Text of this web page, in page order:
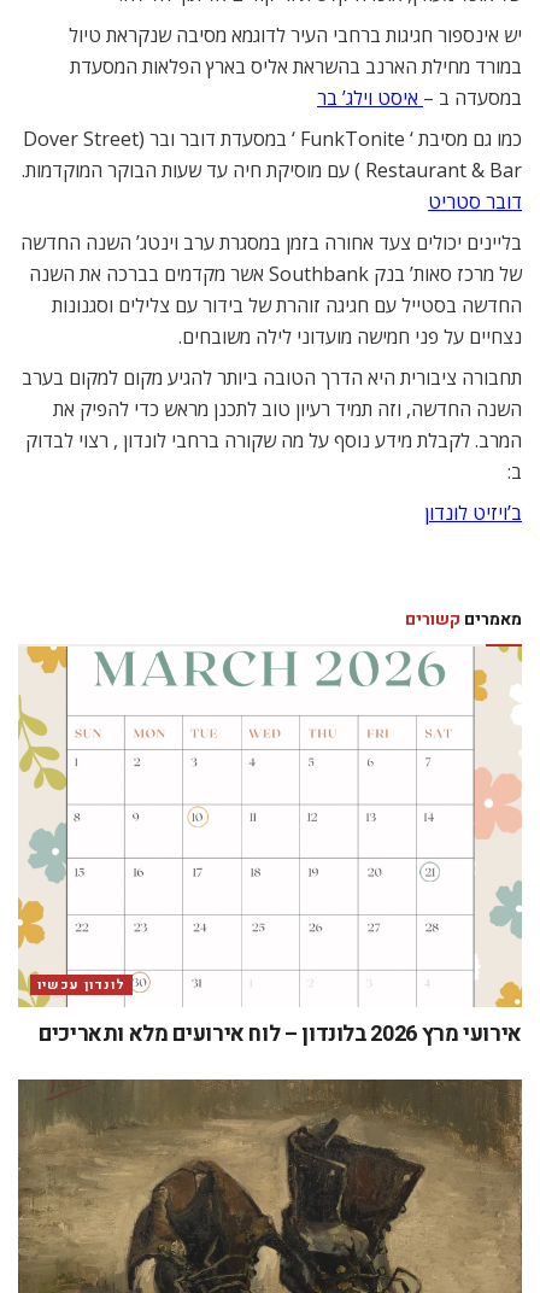
יש אינספור חגיגות ברחבי העיר לדוגמא מסיבה שנקראת טיול
במורד מחילת הארנב בהשראת אליס בארץ הפלאות המסעדת
במסעדה ב – איסט וילג’ בר
כמו גם מסיבת ‘ FunkTonite ‘ במסעדת דובר ובר (Dover Street
Restaurant & Bar ) עם מוסיקת חיה עד שעות הבוקר המוקדמות.
דובר סטריט
בליינים יכולים צעד אחורה בזמן במסגרת ערב וינטג’ השנה החדשה
של מרכז סאות’ בנק Southbank אשר מקדמים בברכה את השנה
החדשה בסטייל עם חגיגה זוהרת של בידור עם צלילים וסגנונות
נצחיים על פני חמישה מועדוני לילה משובחים.
תחבורה ציבורית היא הדרך הטובה ביותר להגיע מקום למקום בערב
השנה החדשה, וזה תמיד רעיון טוב לתכנן מראש כדי להפיק את
המרב. לקבלת מידע נוסף על מה שקורה ברחבי לונדון , רצוי לבדוק
ב:
ב’ויזיט לונדון
מאמרים קשורים
לונדון עכשיו
אירועי מרץ 2026 בלונדון – לוח אירועים מלא ותאריכים